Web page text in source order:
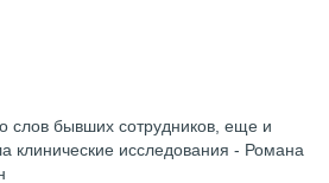
слов бывших сотрудников, еще и
клинические исследования - Романа